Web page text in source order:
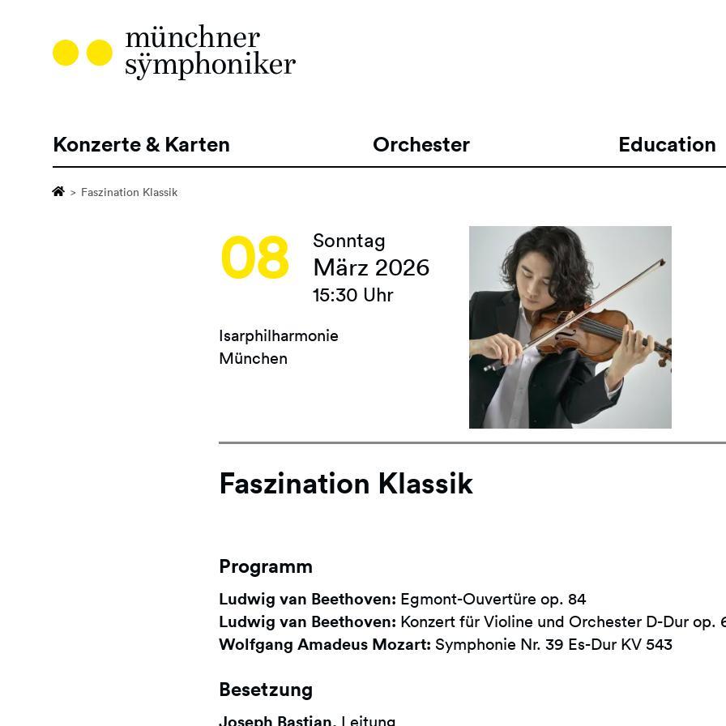
Hauptnavigation
Konzerte & Karten Orchester Education
Faszination Klassik
08 Sonntag
März 2026
15:30 Uhr
Isarphilharmonie
München
Faszination Klassik
Programm
Ludwig van Beethoven: Egmont-Ouvertüre op. 84
Ludwig van Beethoven: Konzert für Violine und Orchester D-Dur op.
Wolfgang Amadeus Mozart: Symphonie Nr. 39 Es-Dur KV 543
Besetzung
Leitung